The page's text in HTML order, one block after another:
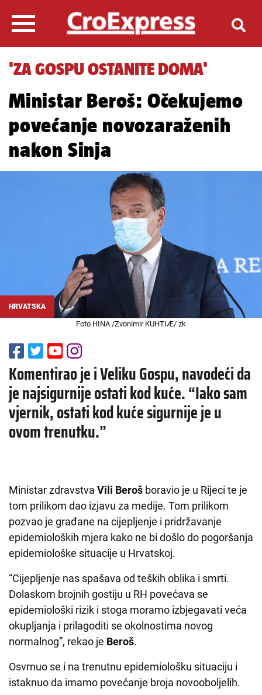
'ZA GOSPU OSTANITE DOMA'
Ministar Beroš: Očekujemo
povećanje novozaraženih
nakon Sinja
HRVATSKA
Foto HINA /Zvonimir KUHTIÆ/ zk
Komentirao je i Veliku Gospu, navodeći da
je najsigurnije ostati kod kuće. “Iako sam
vjernik, ostati kod kuće sigurnije je u
ovom trenutku.”
Ministar zdravstva Vili Beroš boravio je u Rijeci te je
tom prilikom dao izjavu za medije. Tom prilikom
pozvao je građane na cijepljenje i pridržavanje
epidemioloških mjera kako ne bi došlo do pogoršanja
epidemiološke situacije u Hrvatskoj.
“Cijepljenje nas spašava od teških oblika i smrti.
Dolaskom brojnih gostiju u RH povećava se
epidemiološki rizik i stoga moramo izbjegavati veća
okupljanja i prilagoditi se okolnostima novog
normalnog”, rekao je Beroš.
Osvrnuo se i na trenutnu epidemiološku situaciju i
istaknuo da imamo povećanje broja novooboljelih.